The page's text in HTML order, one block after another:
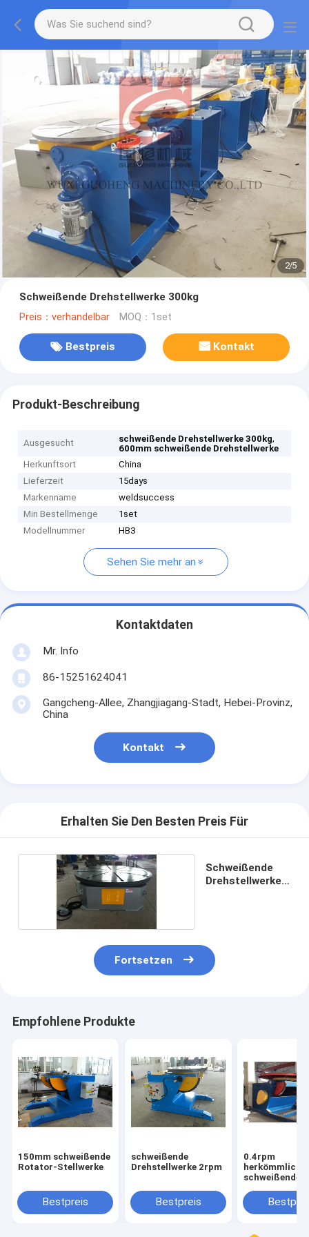
2/5
Schweißende Drehstellwerke 300kg
Preis：verhandelbar MOQ：1set
Bestpreis Kontakt
Produkt-Beschreibung
Ausgesucht schweißende Drehstellwerke 300kg,
600mm schweißende Drehstellwerke
Herkunftsort
China
Lieferzeit
15days
Markenname
weldsuccess
Min Bestellmenge
1set
Modellnummer
HB3
Sehen Sie mehr an
Kontaktdaten
Mr. Info
86-15251624041
Gangcheng-Allee, Zhangjiagang-Stadt, Hebei-Provinz,
China
Kontakt
Erhalten Sie Den Besten Preis Für
Schweißende
Drehstellwerke
Fortsetzen
Empfohlene Produkte
150mm schweißende
Rotator-Stellwerke
Bestpreis
schweißende
Drehstellwerke 2rpm
Bestpreis
0.4rpm
herkömmliche
schweißende
Rohr-
Schweißen